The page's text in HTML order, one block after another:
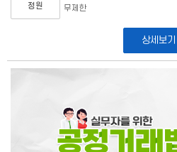
정원 무제한
상세보기